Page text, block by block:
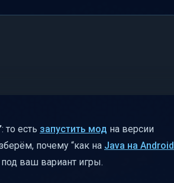
: то есть запустить мод на версии
почему “как на Java на Android
под ваш вариант игры.